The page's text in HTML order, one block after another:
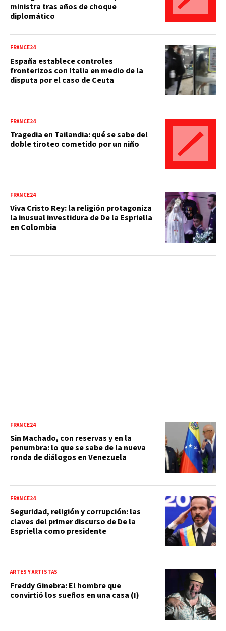
ministra tras años de choque
diplomático
FRANCE24
España establece controles
fronterizos con Italia en medio de la
disputa por el caso de Ceuta
FRANCE24
Tragedia en Tailandia: qué se sabe del
doble tiroteo cometido por un niño
FRANCE24
Viva Cristo Rey: la religión protagoniza
la inusual investidura de De la Espriella
en Colombia
FRANCE24
Sin Machado, con reservas y en la
penumbra: lo que se sabe de la nueva
ronda de diálogos en Venezuela
FRANCE24
Seguridad, religión y corrupción: las
claves del primer discurso de De la
Espriella como presidente
ARTES Y ARTISTAS
Freddy Ginebra: El hombre que
convirtió los sueños en una casa (I)